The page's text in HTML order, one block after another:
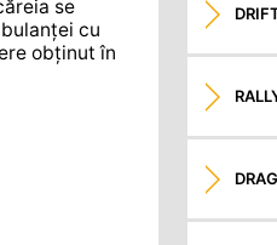
se
cu
obținut în